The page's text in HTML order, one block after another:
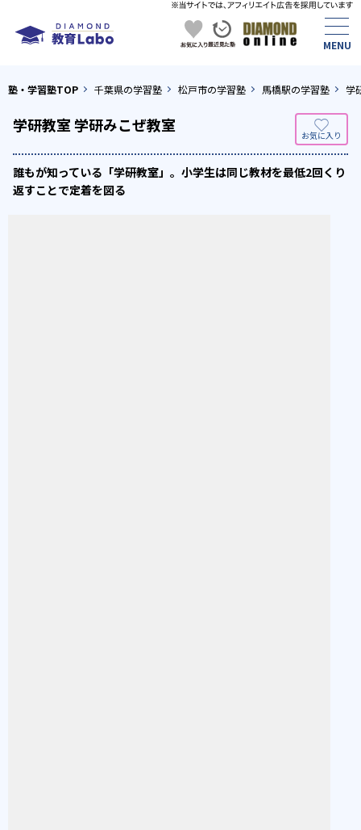
塾・学習塾TOP 千葉県の学習塾 松戸市の学習塾 馬橋駅の学習塾 学
学研教室 学研みこぜ教室
誰もが知っている「学研教室」。小学生は同じ教材を最低2回くり
返すことで定着を図る